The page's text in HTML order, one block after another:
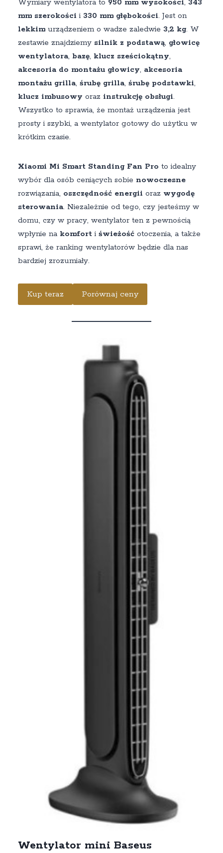
Wymiary wentylatora to 950 mm wysokości, 343
mm szerokości i 330 mm głębokości. Jest on
lekkimurządzeniem o wadze zaledwie 3,2 kg. W
zestawie znajdziemy silnik z podstawą, głowicę
wentylatora, bazę, klucz sześciokątny,
akcesoria do montażu głowicy, akcesoria
montażu grilla, śrubę grilla, śrubę podstawki,
klucz imbusowy oraz instrukcję obsługi.
Wszystko to sprawia, że montaż urządzenia jest
prosty i szybki, a wentylator gotowy do użytku w
krótkim czasie.
Xiaomi Mi Smart Standing Fan Pro to idealny
wybór dla osób ceniących sobie nowoczesne
rozwiązania, oszczędność energii oraz wygodę
sterowania. Niezależnie od tego, czy jesteśmy w
domu, czy w pracy, wentylator ten z pewnością
wpłynie na komforti świeżośćotoczenia, a także
sprawi, że ranking wentylatorów będzie dla nas
bardziej zrozumiały.
Kup teraz Porównaj ceny
Wentylator mini Baseus